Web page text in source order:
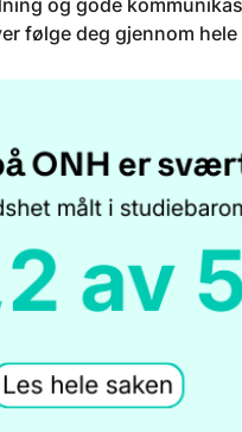
og gode
følge deg gjennom